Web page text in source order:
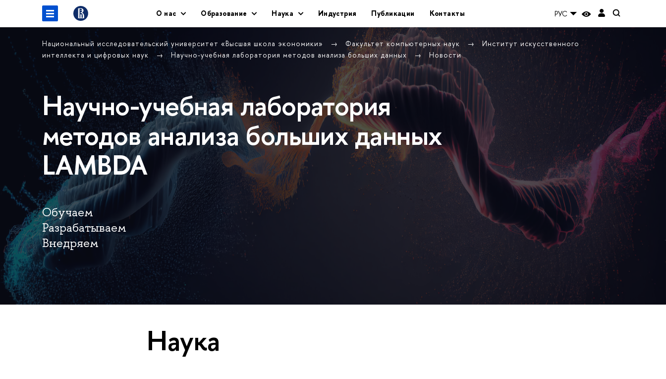
О нас Образование Наука Индустрия Публикации Контакты РУС
Национальный исследовательский университет «Высшая школа экономики» Факультет компьютерных наук
Институт искусственного
интеллекта и цифровых наук
Научно-учебная лаборатория методов анализа больших данных Новости
Научно-учебная лаборатория
методов анализа больших данных
LAMBDA
Обучаем
Разрабатываем
Внедряем
Наука